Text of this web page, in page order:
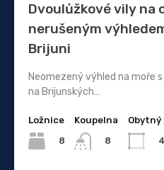
Dvoulůžkové vily na
nerušeným
Brijuni
Neomezený výhled na moře
na Brijunských…
Ložnice
8
Koupelna
8
Obytný